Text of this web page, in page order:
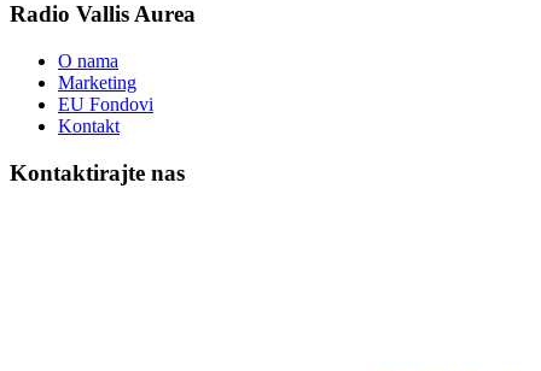
Radio Vallis Aurea
O nama
Marketing
EU Fondovi
Kontakt
Kontaktirajte nas